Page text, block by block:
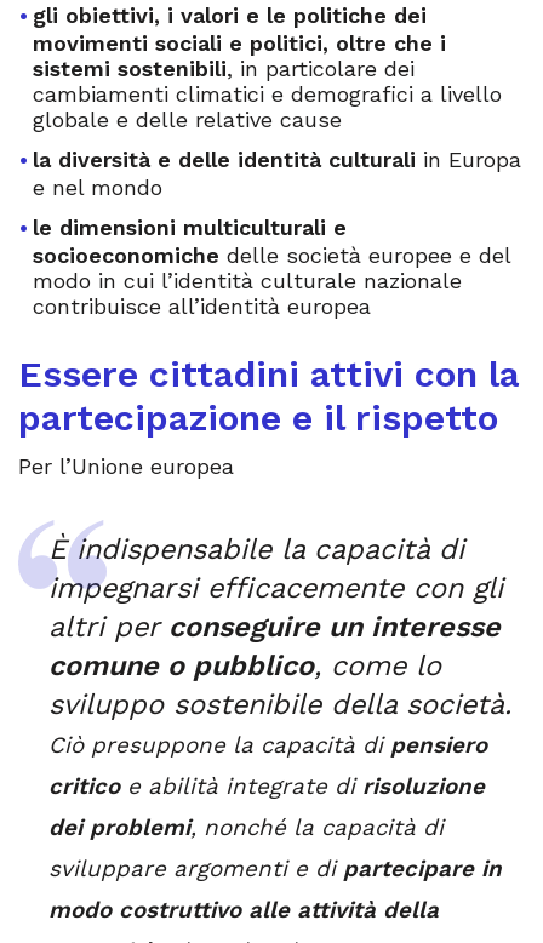
gli obiettivi, i valori e le politiche dei
movimenti sociali e politici, oltre che i
sistemi sostenibili, in particolare dei
cambiamenti climatici e demografici a livello
globale e delle relative cause
la diversità e delle identità culturali in Europa
e nel mondo
le dimensioni multiculturali e
socioeconomiche delle società europee e del
modo in cui l’identità culturale nazionale
contribuisce all’identità europea
Essere cittadini attivi con la
partecipazione e il rispetto
Per l’Unione europea
È indispensabile la capacità di
impegnarsi efficacemente con gli
altri per conseguire un interesse
comune o pubblico, come lo
sviluppo sostenibile della società.
Ciò presuppone la capacità di pensiero
criticoe abilità integrate di risoluzione
dei problemi, nonché la capacità di
sviluppare argomenti e di partecipare in
modo costruttivo alle attività della